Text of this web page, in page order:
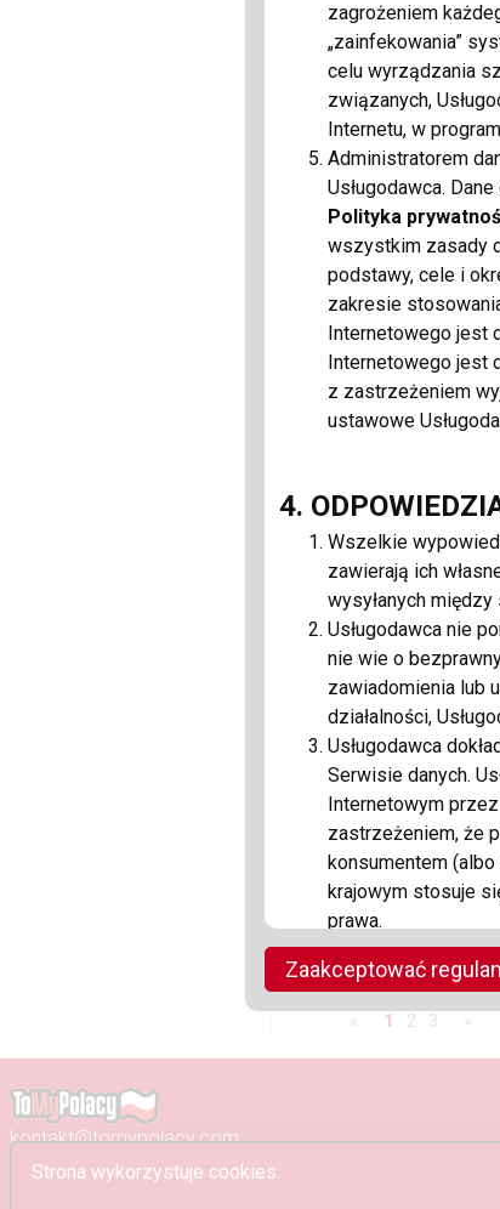
zagrożeniem
„zainfekowania”
celu wyrządzania
związanych,
Internetu, w
Administratorem
Usługodawca.
Polityka
wszystkim zasady
podstawy, cele i
zakresie
Internetowego jest
Internetowego jest
z zastrzeżeniem
ustawowe
4.
Wszelkie
zawierają ich
wysyłanych
Usługodawca nie
nie wie o
zawiadomienia lub
działalności,
Usługodawca
Serwisie danych.
Internetowym
zastrzeżeniem, że
konsumentem
krajowym stosuje
prawa.
Usługodawca
Użytkowników,
Elektroniczne albo
odpowiedzialności
działalność
Zaakceptować
Sukienka
Powiązana
Sukienka
Powiązana
koszulka
Powiązana firma:
« 1 2 3 »
kontakt@tomypolacy.com
Strona wykorzystuje cookies.